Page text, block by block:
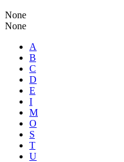
None
None
A
B
C
D
E
I
M
O
S
T
U